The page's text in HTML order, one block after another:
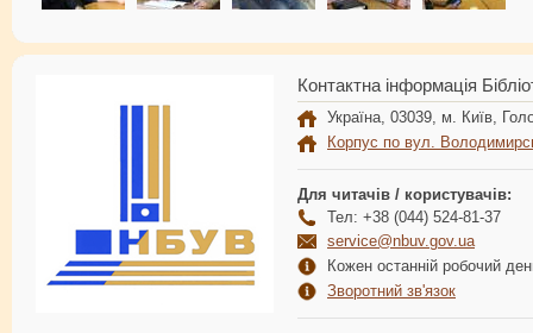
Контактна інформація
Україна, 03039, м. Київ,
Корпус по вул.
Для читачів / користувачів:
Тел: +38 (044) 524-81-37
service@nbuv.gov.ua
Кожен останній робочий
Зворотний зв'язок